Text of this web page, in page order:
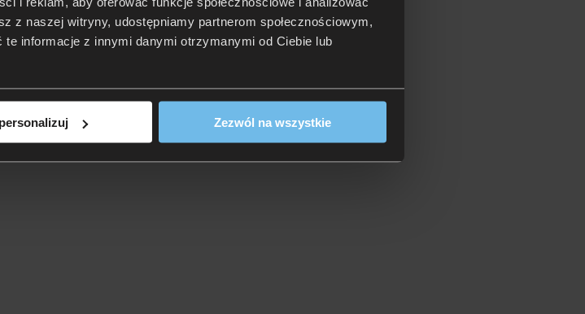
z naszej witryny, udostępniamy partnerom społecznościowym,
informacje z innymi danymi otrzymanymi od Ciebie lub
Zezwól na wszystkie